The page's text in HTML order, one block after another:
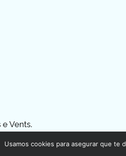
Vents.
Usamos cookies para asegurar que te